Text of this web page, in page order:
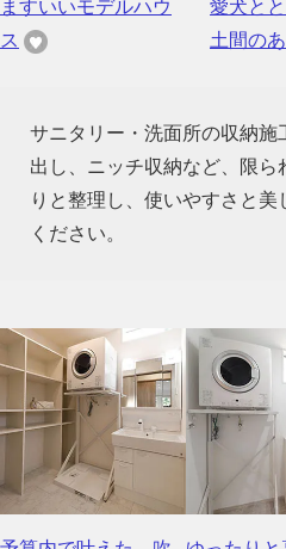
ますいいモデルハウ
ス
愛犬と
土間の
サニタリー・洗面所の収納
出し、ニッチ収納など、限
りと整理し、使いやすさと
ください。